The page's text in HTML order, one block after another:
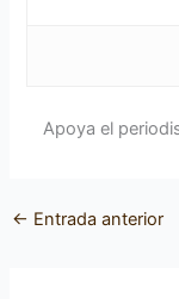
Apoya el
← Entrada anterior